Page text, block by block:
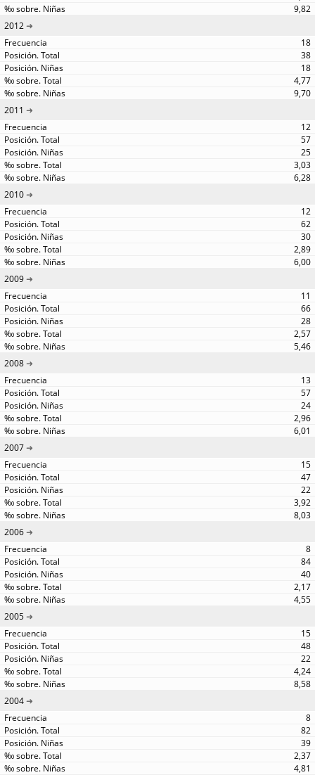
9,82
2012
18
38
18
4,77
9,70
2011
12
57
25
3,03
6,28
2010
12
62
30
2,89
6,00
2009
11
66
28
2,57
5,46
2008
13
57
24
2,96
6,01
2007
15
47
22
3,92
8,03
2006
8
84
40
2,17
4,55
2005
15
48
22
4,24
8,58
2004
8
82
39
2,37
4,81